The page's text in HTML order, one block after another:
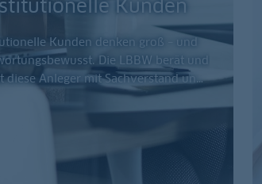
Kunden
Kunden denken groß – und
Die LBBW berät und
diese Anleger mit Sachverstand und
für ihre besonderen Bedürfnisse.